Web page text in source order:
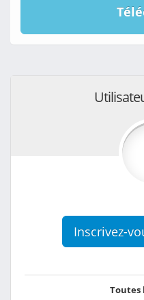
Inscrivez-
Toutes